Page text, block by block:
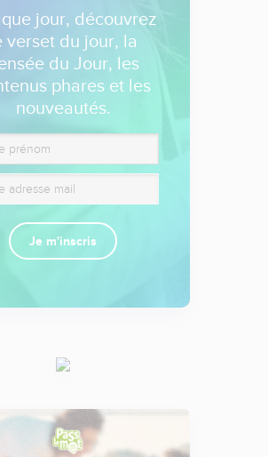
jour, découvrez
verset du jour, la
du Jour, les
phares et les
nouveautés.
Je m'inscris